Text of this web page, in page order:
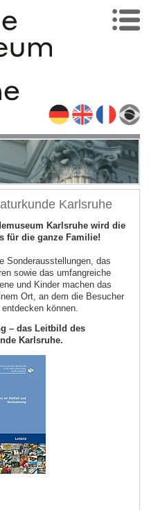
Karlsruhe
Karlsruhe wird die
für die ganze Familie!
Sonderausstellungen, das
sowie das umfangreiche
und Kinder machen das
Ort, an dem die Besucher
können.
– das Leitbild des
Karlsruhe.